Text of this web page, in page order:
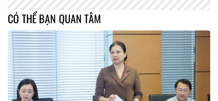
CÓ THỂ BẠN QUAN TÂM